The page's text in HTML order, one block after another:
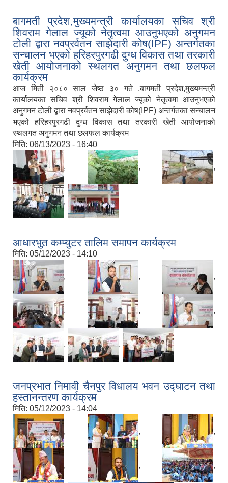
बागमती प्रदेश,मुख्यमन्त्री कार्यालयका सचिव श्री
शिवराम गेलाल ज्यूको नेतृत्वमा आउनुभएको अनुगमन
टोली द्बारा नवप्रर्वतन साझेदारी कोष(IPF) अन्तर्गतका
सन्चालन भएको हरिहरपुरगढी दुग्ध विकास तथा तरकारी
खेती आयोजनाको स्थलगत अनुगमन तथा छलफल
कार्यक्रम
आज मिती २०८० साल जेष्ठ ३० गते ,बागमती प्रदेश,मुख्यमन्त्री
कार्यालयका सचिव श्री शिवराम गेलाल ज्यूको नेतृत्वमा आउनुभएको
अनुगमन टोली द्बारा नवप्रर्वतन साझेदारी कोष(IPF) अन्तर्गतका सन्चालन
भएको हरिहरपुरगढी दुग्ध विकास तथा तरकारी खेती आयोजनाको
स्थलगत अनुगमन तथा छलफल कार्यक्रम
मिति: 06/13/2023 - 16:40
, , ,
,
आधारभुत कम्प्युटर तालिम समापन कार्यक्रम
मिति: 05/12/2023 - 14:10
, , ,
, , ,
, ,
जनप्रभात निमावी चैनपुर विधालय भवन उद्घाटन तथा
हस्तानन्तरण कार्यक्रम
मिति: 05/12/2023 - 14:04
, , ,
, , ,